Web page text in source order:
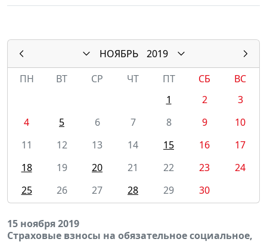
НОЯБРЬ
2019
ПН
ВТ СР ЧТ ПТ СБ
ВС
1
2
3
4
5 6 7 8 9
10
11
12 13 14 15 16
17
18
19 20 21 22 23
24
25
26 27 28 29 30
15 ноября 2019
Страховые взносы на обязательное социальное,